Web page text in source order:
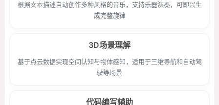
根据文本描述自动创作多种风格的音乐，支持乐器演奏，可即兴生
成完整旋律
3D场景理解
基于点云数据实现空间认知与物体感知，适用于三维导航和自动驾
驶等场景
代码编写辅助